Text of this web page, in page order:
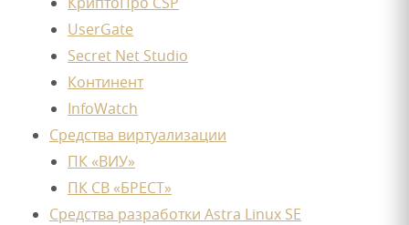
UserGate
Secret Net Studio
Континент
InfoWatch
Средства виртуализации
ПК «ВИУ»
ПК СВ «БРЕСТ»
Средства разработки Astra Linux SE